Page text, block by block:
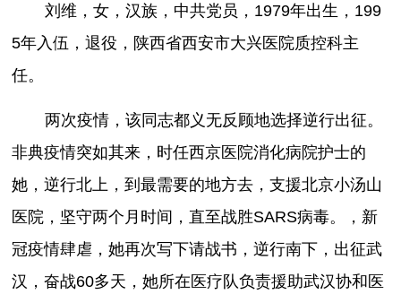
刘维，女，汉族，中共党员，1979年出生，199
5年入伍，退役，陕西省西安市大兴医院质控科主
任。
两次疫情，该同志都义无反顾地选择逆行出征。
非典疫情突如其来，时任西京医院消化病院护士的
她，逆行北上，到最需要的地方去，支援北京小汤山
医院，坚守两个月时间，直至战胜SARS病毒。，新
冠疫情肆虐，她再次写下请战书，逆行南下，出征武
汉，奋战60多天，她所在医疗队负责援助武汉协和医